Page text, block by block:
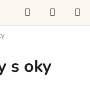
Hledat
KOŠÍK
s oky